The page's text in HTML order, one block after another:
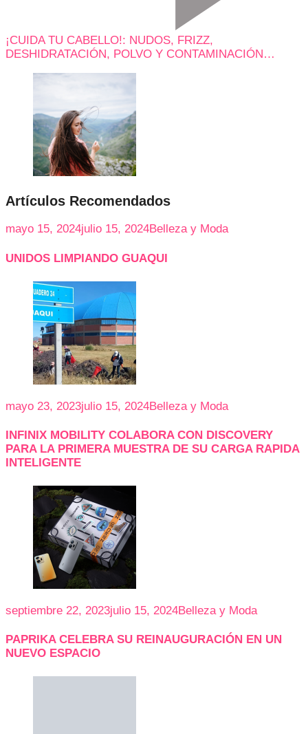
¡CUIDA TU CABELLO!: NUDOS, FRIZZ,
DESHIDRATACIÓN, POLVO Y CONTAMINACIÓN…
Artículos Recomendados
mayo 15, 2024julio 15, 2024Belleza y Moda
UNIDOS LIMPIANDO GUAQUI
mayo 23, 2023julio 15, 2024Belleza y Moda
INFINIX MOBILITY COLABORA CON DISCOVERY
PARA LA PRIMERA MUESTRA DE SU CARGA RAPIDA
INTELIGENTE
septiembre 22, 2023julio 15, 2024Belleza y Moda
PAPRIKA CELEBRA SU REINAUGURACIÓN EN UN
NUEVO ESPACIO